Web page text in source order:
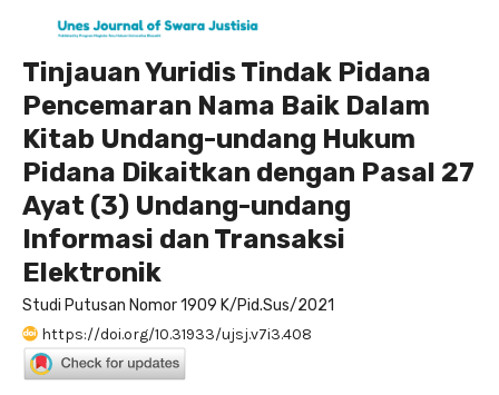
Tinjauan Yuridis Tindak Pidana
Pencemaran Nama Baik Dalam
Kitab Undang-undang Hukum
Pidana Dikaitkan dengan Pasal 27
Ayat (3) Undang-undang
Informasi dan Transaksi
Elektronik
Studi Putusan Nomor 1909 K/Pid.Sus/2021
https://doi.org/10.31933/ujsj.v7i3.408